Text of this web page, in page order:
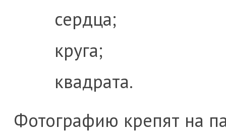
сердца;
круга;
квадрата.
Фотографию крепят на